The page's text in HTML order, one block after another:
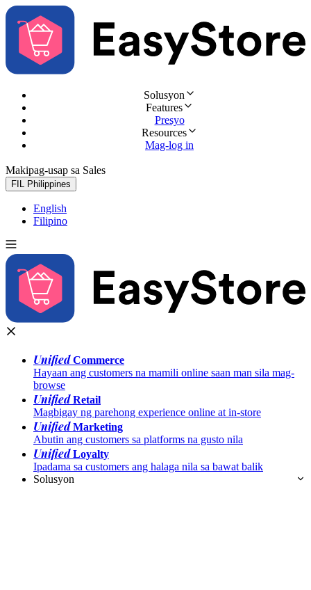
Solusyon
Features
Presyo
Resources
Mag-log in
Makipag-usap sa Sales
FIL Philippines
English
Filipino
UnifiedCommerce
Hayaan ang customers na mamili online saan man sila mag-
browse
UnifiedRetail
Magbigay ng parehong experience online at in-store
UnifiedMarketing
Abutin ang customers sa platforms na gusto nila
UnifiedLoyalty
Ipadama sa customers ang halaga nila sa bawat balik
Solusyon